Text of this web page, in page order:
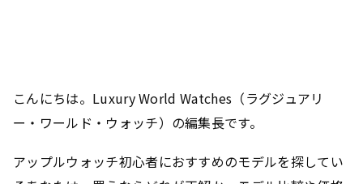
こんにちは。Luxury World Watches（ラグジュアリ
ー・ワールド・ウォッチ）の編集長です。
アップルウォッチ初心者におすすめのモデルを探してい